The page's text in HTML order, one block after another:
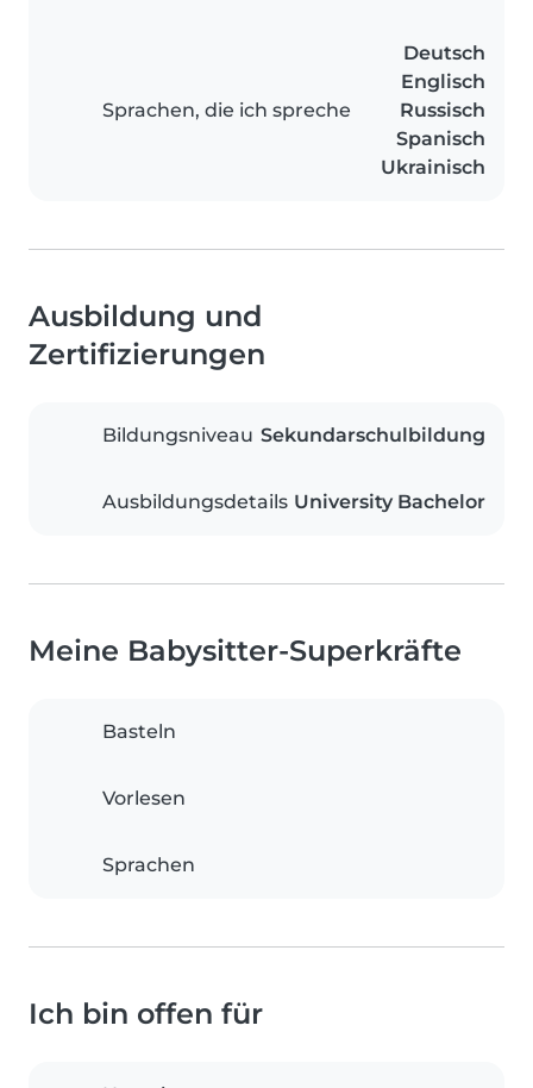
Sprachen, die ich spreche
Deutsch
Englisch
Russisch
Spanisch
Ukrainisch
Ausbildung und
Zertifizierungen
Bildungsniveau Sekundarschulbildung
Ausbildungsdetails University Bachelor
Meine Babysitter-Superkräfte
Basteln
Vorlesen
Sprachen
Ich bin offen für